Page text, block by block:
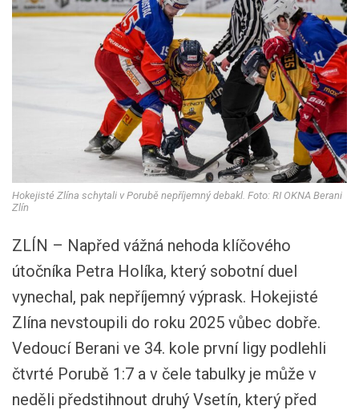
Hokejisté Zlína schytali v Porubě nepříjemný debakl. Foto: RI OKNA Berani
Zlín
ZLÍN – Napřed vážná nehoda klíčového
útočníka Petra Holíka, který sobotní duel
vynechal, pak nepříjemný výprask. Hokejisté
Zlína nevstoupili do roku 2025 vůbec dobře.
Vedoucí Berani ve 34. kole první ligy podlehli
čtvrté Porubě 1:7 a v čele tabulky je může v
neděli předstihnout druhý Vsetín, který před